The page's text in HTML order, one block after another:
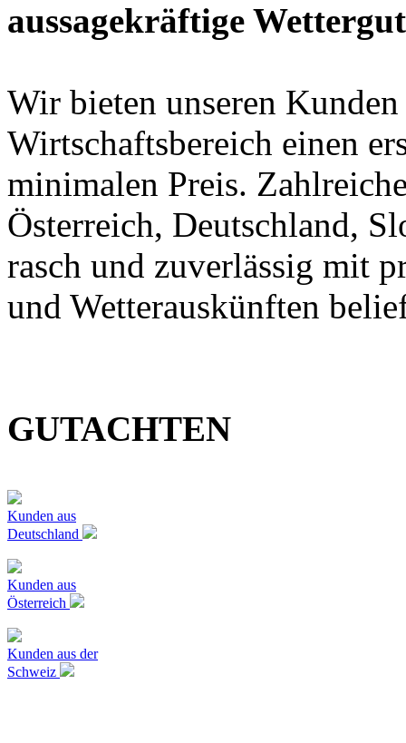
aussagekräftige
Wir bieten unseren
Wirtschaftsbereich einen
minimalen Preis.
Österreich, Deutschland,
rasch und zuverlässig mit
und Wetterauskünften
GUTACHTEN
Kunden aus
Deutschland
Kunden aus
Österreich
Kunden aus der
Schweiz